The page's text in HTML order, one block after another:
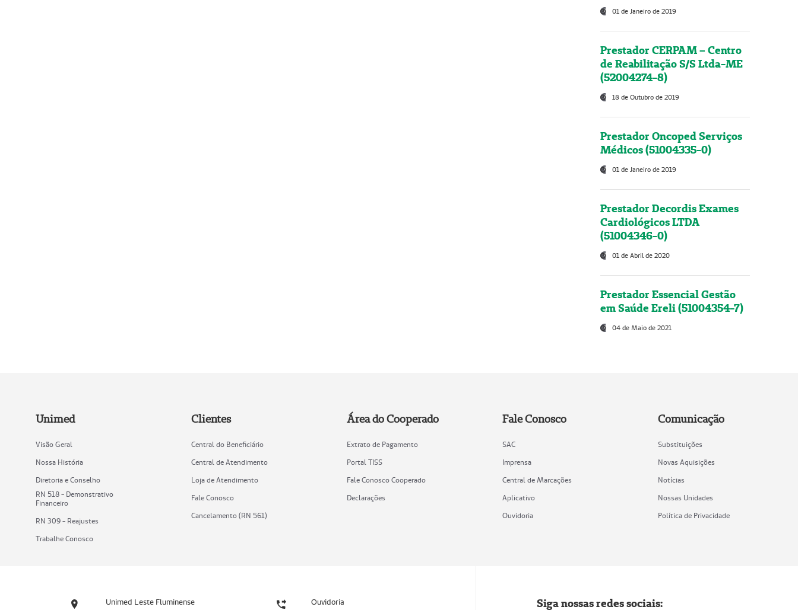
01 de Janeiro de 2019
Prestador CERPAM – Centro
de Reabilitação S/S Ltda-ME
(52004274-8)
18 de Outubro de 2019
Prestador Oncoped Serviços
Médicos (51004335-0)
01 de Janeiro de 2019
Prestador Decordis Exames
Cardiológicos LTDA
(51004346-0)
01 de Abril de 2020
Prestador Essencial Gestão
em Saúde Ereli (51004354-7)
04 de Maio de 2021
Unimed
Visão Geral
Nossa História
Diretoria e Conselho
RN 518 - Demonstrativo
Financeiro
RN 309 - Reajustes
Trabalhe Conosco
Clientes
Central do Beneficiário
Central de Atendimento
Loja de Atendimento
Fale Conosco
Cancelamento (RN 561)
Área do Cooperado
Extrato de Pagamento
Portal TISS
Fale Conosco Cooperado
Declarações
Fale Conosco
SAC
Imprensa
Central de Marcações
Aplicativo
Ouvidoria
Comunicação
Substituições
Novas Aquisições
Notícias
Nossas Unidades
Política de Privacidade
Unimed Leste Fluminense Ouvidoria Siga nossas redes sociais: